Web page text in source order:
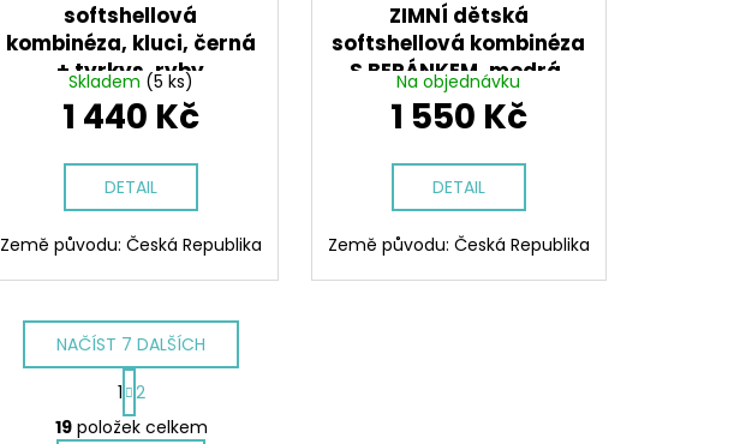
softshellová
kombinéza, kluci, černá
+ tyrkys, ryby
Skladem (5 ks)
1 440 Kč
DETAIL
Země původu: Česká Republika
ZIMNÍ dětská
softshellová kombinéza
S BERÁNKEM, modrá,
streetart
Na objednávku
1 550 Kč
DETAIL
Země původu: Česká Republika
O
NAČÍST 7 DALŠÍCH
S
t
r
1 2
19položek celkem